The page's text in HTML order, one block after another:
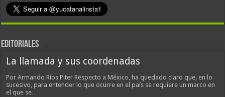
EDITORIALES
La llamada y sus coordenadas
Por Armando Ríos Piter Respecto a México, ha quedado claro que, en lo
sucesivo, para entender lo que ocurre en el país se requiere un marco en
el que se…